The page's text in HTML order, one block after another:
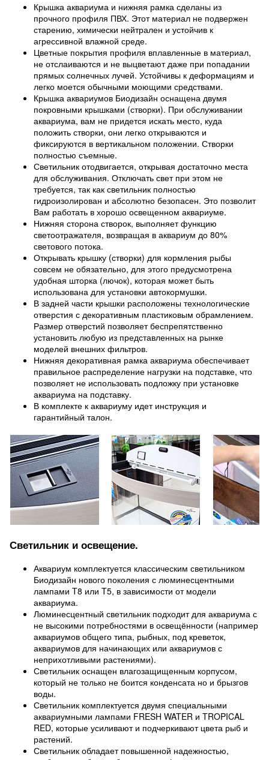
Крышка аквариума и нижняя рамка сделаны из
прочного профиля ПВХ. Этот материал не подвержен
старению, химически нейтрален и устойчив к
агрессивной влажной среде.
Цветные покрытия профиля вплавленные в материал,
не отслаиваются и не выцветают даже при попадании
прямых солнечных лучей. Устойчивы к деформациям и
легко моется обычными моющими средствами.
Крышка аквариумов Биодизайн оснащена двумя
покровными крышками (створки). При обслуживании
аквариума, вам не придется искать место, куда
положить створки, они легко открываются и
фиксируются в вертикальном положении. Створки
полностью съемные.
Светильник отодвигается, открывая достаточно места
для обслуживания. Отключать свет при этом не
требуется, так как светильник полностью
гидроизолирован и абсолютно безопасен. Это позволит
Вам работать в хорошо освещенном аквариуме.
Нижняя сторона створок, выполняет функцию
светоотражателя, возвращая в аквариум до 80%
светового потока.
Открывать крышку (створки) для кормления рыбы
совсем не обязательно, для этого предусмотрена
удобная шторка (лючок), которая может быть
использована для установки автокормушки.
В задней части крышки расположены технологические
отверстия с декоративным пластиковым обрамлением.
Размер отверстий позволяет беспрепятственно
установить любую из представленных на рынке
моделей внешних фильтров.
Нижняя декоративная рамка аквариума обеспечивает
правильное распределение нагрузки на подставке, что
позволяет не использовать подложку при установке
аквариума на подставку.
В комплекте к аквариуму идет инструкция и
гарантийный талон.
Светильник и освещение.
Аквариум комплектуется классическим светильником
Биодизайн нового поколения с люминесцентными
лампами T8 или T5, в зависимости от модели
аквариума.
Люминесцентный светильник подходит для аквариума с
не высокими потребностями в освещённости (например
аквариумов общего типа, рыбных, под креветок,
аквариумов для начинающих или аквариумов с
неприхотливыми растениями).
Светильник оснащен влагозащищенным корпусом,
который не только не боится конденсата но и брызгов
воды.
Светильник комплектуется двумя специальными
аквариумными лампами FRESH WATER и TROPICAL
RED, которые усиливают и подчеркивают цвета рыб и
растений.
Светильник обладает повышенной надежностью,